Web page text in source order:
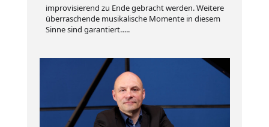
improvisierend zu Ende gebracht werden. Weitere
überraschende musikalische Momente in diesem
Sinne sind garantiert…..